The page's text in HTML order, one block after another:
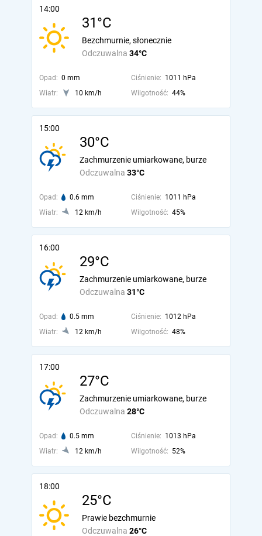
14:00
31°C
Odczuwalna 34°C
Bezchmurnie, słonecznie
Opad: 0 mm Ciśnienie: 1011 hPa
Wiatr:
10 km/h Wilgotność: 44%
15:00
30°C
Odczuwalna 33°C
Zachmurzenie umiarkowane, burze
Opad: 0.6 mm Ciśnienie: 1011 hPa
Wiatr:
12 km/h Wilgotność: 45%
16:00
29°C
Odczuwalna 31°C
Zachmurzenie umiarkowane, burze
Opad: 0.5 mm Ciśnienie: 1012 hPa
Wiatr:
12 km/h Wilgotność: 48%
17:00
27°C
Odczuwalna 28°C
Zachmurzenie umiarkowane, burze
Opad: 0.5 mm Ciśnienie: 1013 hPa
Wiatr:
12 km/h Wilgotność: 52%
18:00
25°C
Odczuwalna 26°C
Prawie bezchmurnie